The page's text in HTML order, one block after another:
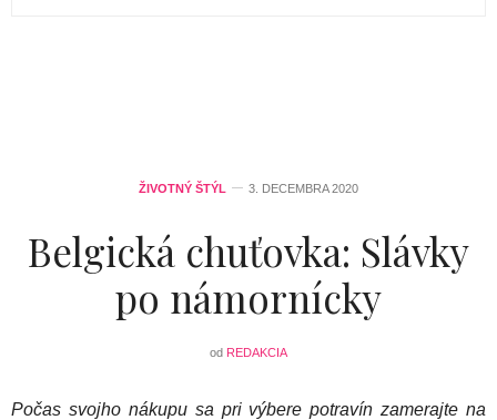
ŽIVOTNÝ ŠTÝL 3. DECEMBRA 2020
Belgická chuťovka: Slávky
po námornícky
od REDAKCIA
Počas svojho nákupu sa pri výbere potravín zamerajte na